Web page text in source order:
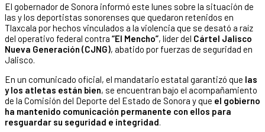
El gobernador de Sonora informó este lunes sobre la situación de
las y los deportistas sonorenses que quedaron retenidos en
Tlaxcala por hechos vinculados a la violencia que se desató a raíz
del operativo federal contra “El Mencho”, líder del Cártel Jalisco
Nueva Generación (CJNG), abatido por fuerzas de seguridad en
Jalisco.
En un comunicado oficial, el mandatario estatal garantizó que las
y los atletas están bien, se encuentran bajo el acompañamiento
de la Comisión del Deporte del Estado de Sonora y que el gobierno
ha mantenido comunicación permanente con ellos para
resguardar su seguridad e integridad.